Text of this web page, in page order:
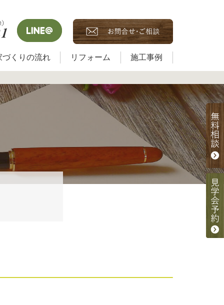
づくりの流れ リフォーム 施工事例